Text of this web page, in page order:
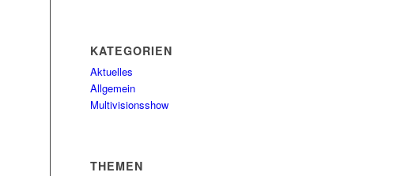
KATEGORIEN
Aktuelles
Allgemein
Multivisionsshow
THEMEN